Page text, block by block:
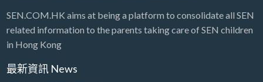
SEN.COM.HK aims at being a platform to consolidate all SEN
related information to the parents taking care of SEN children
in Hong Kong
最新資訊 News